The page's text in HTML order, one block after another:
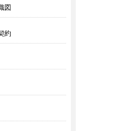
図
約